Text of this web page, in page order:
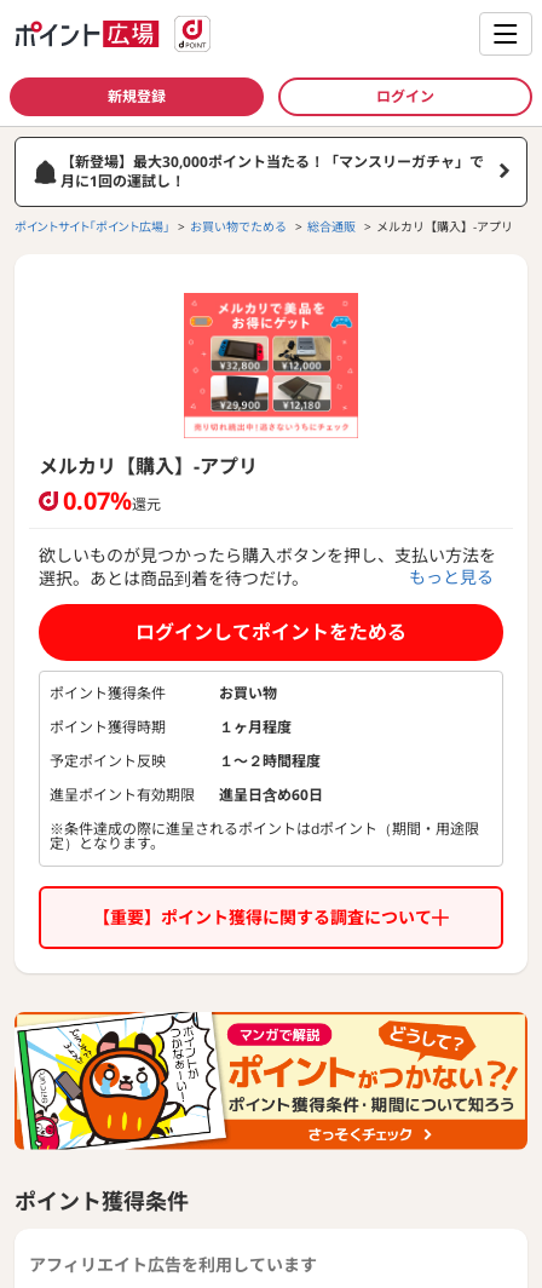
新規登録 ログイン
【新登場】最大30,000ポイント当たる！「マンスリーガチャ」で
月に1回の運試し！
ポイントサイト「ポイント広場」 お買い物でためる 総合通販 メルカリ【購入】-アプリ
メルカリ【購入】-アプリ
0.07%還元
欲しいものが見つかったら購入ボタンを押し、支払い方法を
選択。あとは商品到着を待つだけ。
いま出品されている1億品のなかから欲しい物を、探してみ
ましょう
メルカリ フリマ オークション 雑貨 家電
もっと見る
ログインしてポイントをためる
ポイント獲得条件
お買い物
ポイント獲得時期
１ヶ月程度
予定ポイント反映
１〜２時間程度
進呈ポイント有効期限
進呈日含め60日
※条件達成の際に進呈されるポイントはdポイント（期間・用途限
定）となります。
【重要】ポイント獲得に関する調査について
ポイント獲得条件
アフィリエイト広告を利用しています